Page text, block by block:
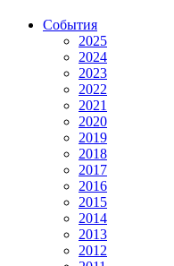
События
2025
2024
2023
2022
2021
2020
2019
2018
2017
2016
2015
2014
2013
2012